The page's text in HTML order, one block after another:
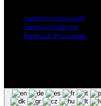
Contactos e Info Legal
Termos e Condições
Politica de Privacidade